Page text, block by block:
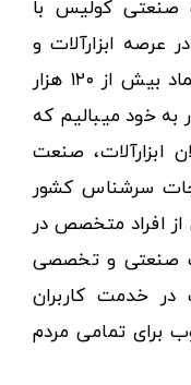
صنعتی کولیس با
فعالیت در عرصه ابزارآلات و
کالاهای صنعتی توانسته مورد اعتماد بیش از ۱۲۰ هزار
به خود میبالیم که
ابزارآلات، صنعت
سرشناس کشور
از افراد متخصص در
صنعتی و تخصصی
خدمت کاربران
برای تمامی مردم